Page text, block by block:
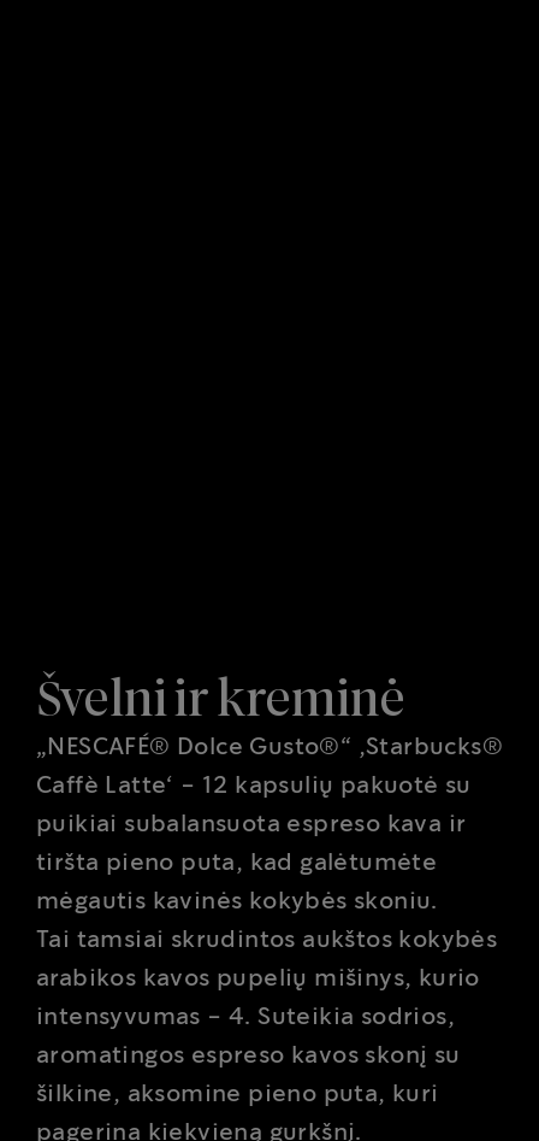
Švelni ir kreminė
„NESCAFÉ® Dolce Gusto®“ ‚Starbucks®
Caffè Latte‘ - 12 kapsulių pakuotė su
puikiai subalansuota espreso kava ir
tiršta pieno puta, kad galėtumėte
mėgautis kavinės kokybės skoniu.
Tai tamsiai skrudintos aukštos kokybės
arabikos kavos pupelių mišinys, kurio
intensyvumas - 4. Suteikia sodrios,
aromatingos espreso kavos skonį su
šilkine, aksomine pieno puta, kuri
pagerina kiekvieną gurkšnį.